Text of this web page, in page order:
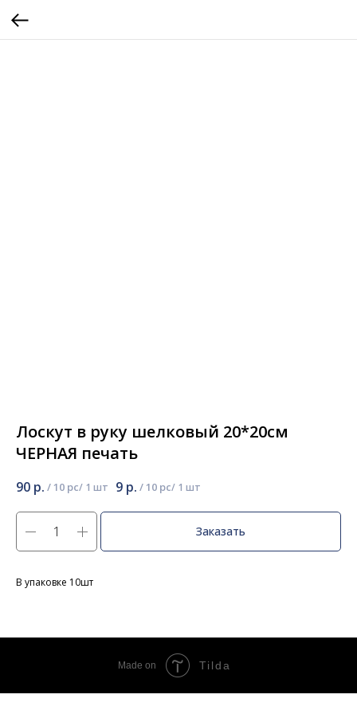
Лоскут в руку шелковый 20*20см
ЧЕРНАЯ печать
90 р. / 10 pc 9 р. / 10 pc
Заказать
В упаковке 10шт
Made on Tilda